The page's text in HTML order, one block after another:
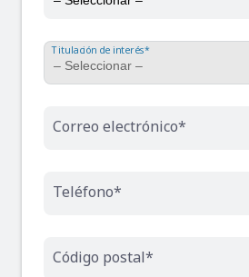
Titulación de interés*
Correo electrónico*
Teléfono*
Código postal*